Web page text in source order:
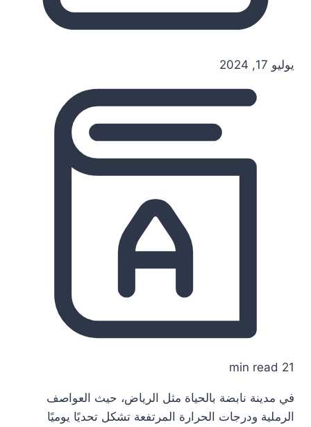
يوليو 17, 2024
21 min read
في مدينة نابضة بالحياة مثل الرياض، حيث العواصف
الرملية ودرجات الحرارة المرتفعة تشكل تحديًا يوميًا